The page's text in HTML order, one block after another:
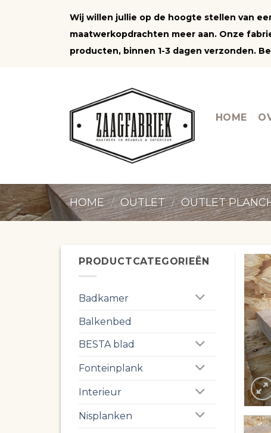
Wij willen jullie op de hoogte stellen van
maatwerkopdrachten meer aan. Onze
producten, binnen 1-3 dagen verzonden.
HOME
HOME / OUTLET / OUTLET
PRODUCTCATEGORIEËN
Badkamer
Balkenbed
BESTA blad
Fonteinplank
Interieur
Nisplanken